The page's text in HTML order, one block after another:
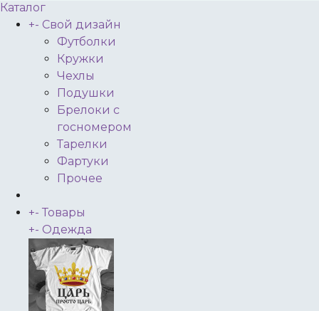
Каталог
+- Свой дизайн
Футболки
Кружки
Чехлы
Подушки
Брелоки с
госномером
Тарелки
Фартуки
Прочее
+- Товары
+- Одежда